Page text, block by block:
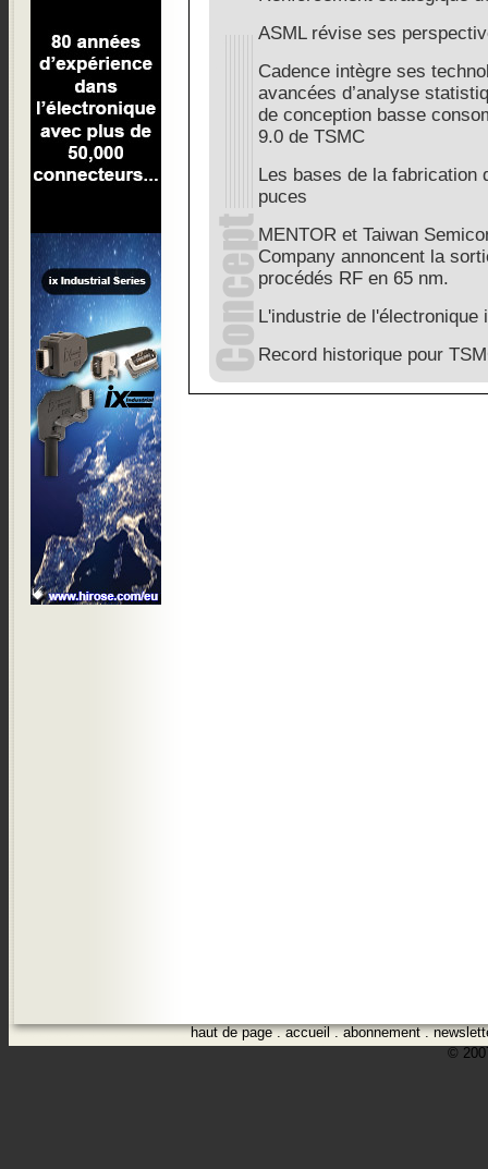
ASML révise ses
Cadence intègre ses
avancées d’analyse
de conception basse
9.0 de TSMC
Les bases de la fabrication
puces
MENTOR et Taiwan
Company annoncent la
procédés RF en 65 nm.
L'industrie de l'électronique
Record historique pour
haut de page.accueil.abonnement.
©